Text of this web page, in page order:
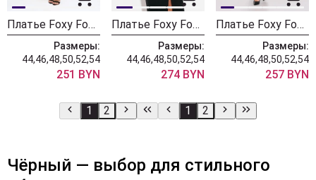
Платье Foxy Fox 1536
Размеры:
44,46,48,50,52,54
251 BYN
Платье Foxy Fox 1479 черный
Размеры:
44,46,48,50,52,54
274 BYN
Платье Foxy Fox 1480 черный
Размеры:
44,46,48,50,52,54
257 BYN
1 2 1 2
Чёрный — выбор для стильного